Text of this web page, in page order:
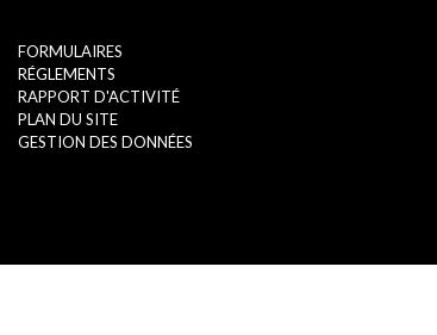
FORMULAIRES
RÉGLEMENTS
RAPPORT D'ACTIVITÉ
PLAN DU SITE
GESTION DES DONNÉES